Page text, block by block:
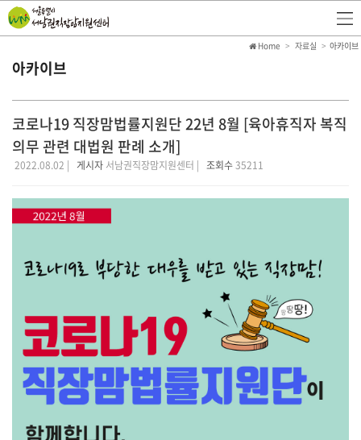
아카이브
Home 자료실 아카이브
코로나19 직장맘법률지원단 22년 8월 [육아휴직자 복직
의무 관련 대법원 판례 소개]
2022.08.02 | 게시자 서남권직장맘지원센터 | 조회수35211